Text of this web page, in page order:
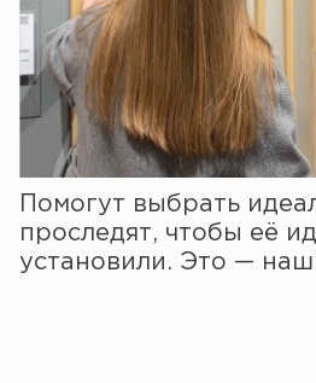
Помогут выбрать
проследят, чтобы её
установили. Это —